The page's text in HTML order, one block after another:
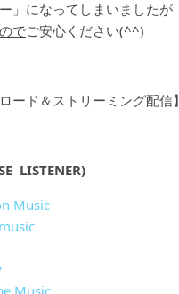
ー」になってしまいましたが
でご安心ください(^^)
ード＆ストリーミング配信】
LISTENER)
Music
Music